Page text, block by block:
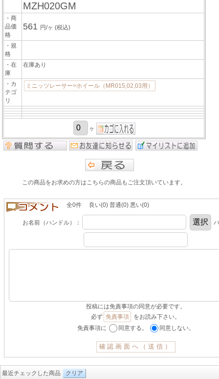
MZH020GM
・商
品価
格
561 円/ヶ(税込)
・規
格
・在
庫
在庫あり
・カ
テゴ
リ
ミニッツレーサー>ホイール（MR015,02,03用）
ヶ
この商品をお求めの方はこちらの商品もご注文頂いています。
全0件 良い(0) 普通(0) 悪い(0)
お名前（ハンドル）：
投稿には免責事項の同意が必要です。
必ず 免責事項
をお読み下さい。
免責事項に
同意する。 同意しない。
最近チェックした商品 クリア